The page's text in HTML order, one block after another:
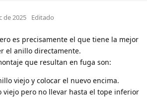
de 2025 Editado
es precisamente el que tiene la mejor
el anillo directamente.
que resultan en fuga son:
viejo y colocar el nuevo encima.
viejo pero no llevar hasta el tope inferior